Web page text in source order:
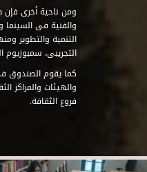
ومن ناحية أخرى فإن
والفنية فى
التنمية والتطوير
التجريبى،
كما يقوم الصندوق
والهيئات والمراكز
فروع الثقافة.